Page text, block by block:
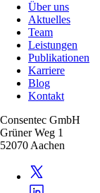
Über uns
Aktuelles
Team
Leistungen
Publikationen
Karriere
Blog
Kontakt
Consentec GmbH
Grüner Weg 1
52070 Aachen